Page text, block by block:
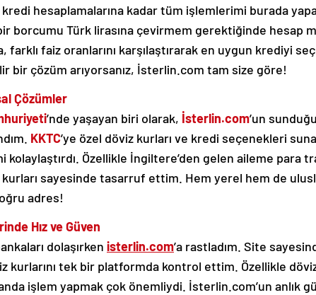
hesaplamalarına kadar tüm işlemlerimi burada
borcumu Türk lirasına çevirmem gerektiğinde hesap
farklı faiz oranlarını karşılaştırarak en uygun krediyi
bir çözüm arıyorsanız, İsterlin.com tam size göre!
Çözümler
’nde yaşayan biri olarak, İsterlin.com’un
KKTC’ye özel döviz kurları ve kredi seçenekleri
kolaylaştırdı. Özellikle İngiltere’den gelen aileme para
sayesinde tasarruf ettim. Hem yerel hem de
adres!
Hız ve Güven
dolaşırken isterlin.com’a rastladım. Site
kurlarını tek bir platformda kontrol ettim. Özellikle
işlem yapmak çok önemliydi. İsterlin.com’un anlık